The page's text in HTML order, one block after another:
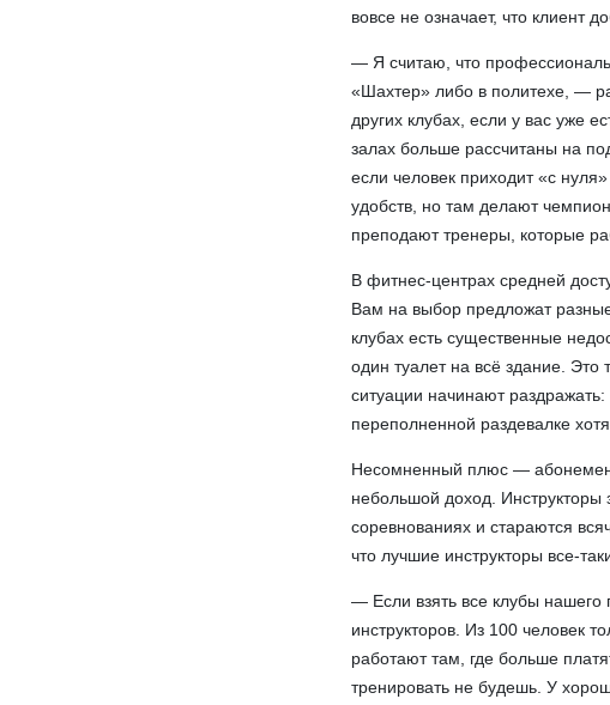
вовсе не означает, что клиент
— Я считаю, что
«Шахтер» либо в политехе, —
других клубах, если у вас уже
залах больше рассчитаны на
если человек приходит «с
удобств, но там делают
преподают тренеры, которые
В фитнес-центрах средней
Вам на выбор предложат
клубах есть существенные
один туалет на всё здание.
ситуации начинают
переполненной раздевалке
Несомненный плюс —
небольшой доход.
соревнованиях и стараются
что лучшие инструкторы все-
— Если взять все клубы
инструкторов. Из 100 человек
работают там, где больше
тренировать не будешь. У